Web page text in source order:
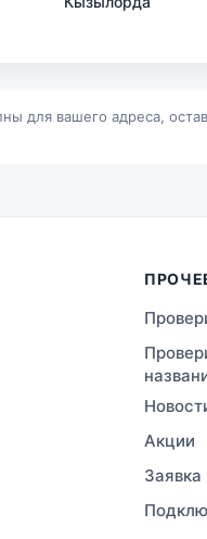
для вашего адреса,
Акции